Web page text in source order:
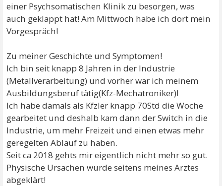
einer Psychsomatischen Klinik zu besorgen, was
auch geklappt hat! Am Mittwoch habe ich dort mein
Vorgespräch!
Zu meiner Geschichte und Symptomen!
Ich bin seit knapp 8 Jahren in der Industrie
(Metallverarbeitung) und vorher war ich meinem
Ausbildungsberuf tätig(Kfz-Mechatroniker)!
Ich habe damals als Kfzler knapp 70Std die Woche
gearbeitet und deshalb kam dann der Switch in die
Industrie, um mehr Freizeit und einen etwas mehr
geregelten Ablauf zu haben.
Seit ca 2018 gehts mir eigentlich nicht mehr so gut.
Physische Ursachen wurde seitens meines Arztes
abgeklärt!